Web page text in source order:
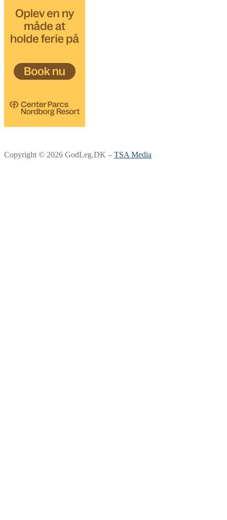
Copyright © 2026 GodLeg.DK – TSA Media